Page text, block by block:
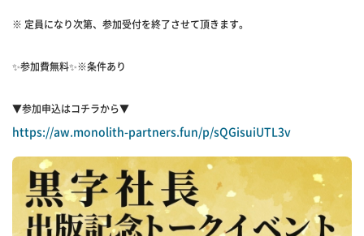
※ 定員になり次第、参加受付を終了させて頂きます。
✨参加費無料✨※条件あり
▼参加申込はコチラから▼
https://aw.monolith-partners.fun/p/sQGisuiUTL3v